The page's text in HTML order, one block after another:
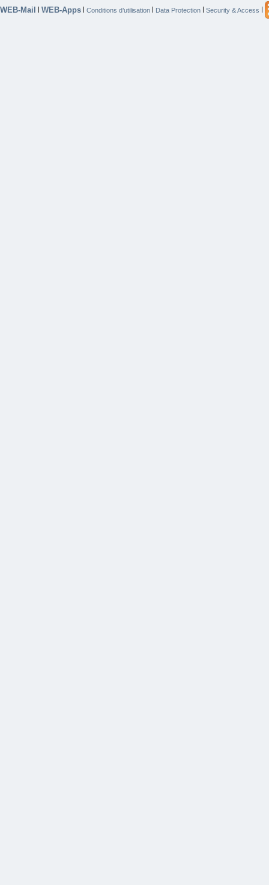
WEB-Mail | WEB-Apps | Conditions d’utilisation | Data Protection | Security & Access |